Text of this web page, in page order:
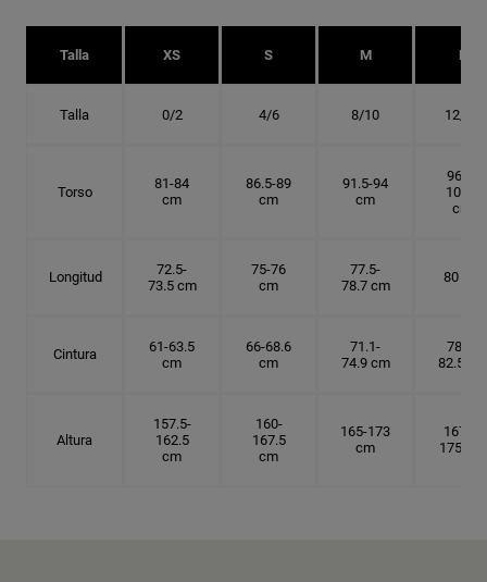
Talla XS S M L
Talla 0/2 4/6 8/10 12/14
Torso
81-84
cm
86.5-89
cm
91.5-94
cm
96.5-
101.5
cm
Longitud
72.5-
73.5 cm
75-76
cm
77.5-
78.7 cm
80 cm
Cintura
61-63.5
cm
66-68.6
cm
71.1-
74.9 cm
78.7-
82.5 cm
Altura
157.5-
162.5
cm
160-
167.5
cm
165-173
cm
167.5-
175 cm